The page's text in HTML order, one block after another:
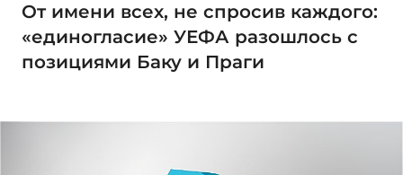
От имени всех, не спросив каждого:
«единогласие» УЕФА разошлось с
позициями Баку и Праги